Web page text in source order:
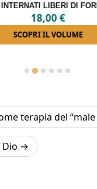
LIBERI DI
18,00€
SCOPRI IL VOLUME
terapia del “male